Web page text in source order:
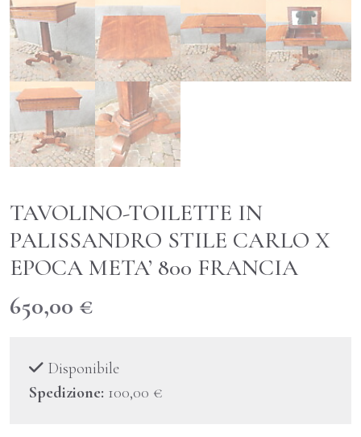
TAVOLINO-TOILETTE IN
PALISSANDRO STILE CARLO X
EPOCA META’ 800 FRANCIA
650,00 €
Disponibile
Spedizione: 100,00 €